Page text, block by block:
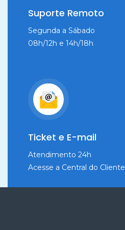
Suporte Remoto
Segunda a Sábado
08h/12h e 14h/18h
Ticket e E-mail
Atendimento 24h
Acesse a Central do Cliente